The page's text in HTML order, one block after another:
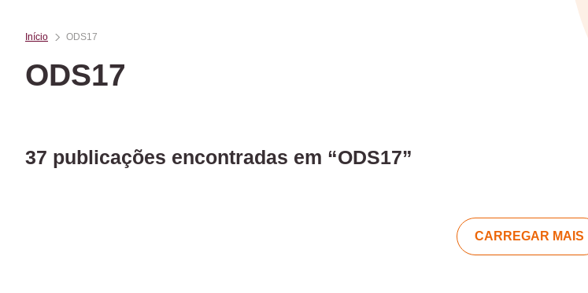
Início ODS17
ODS17
37 publicações encontradas em “ODS17”
CARREGAR MAIS